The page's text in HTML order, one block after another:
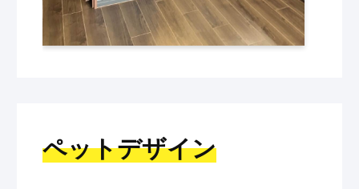
ペットデザイン